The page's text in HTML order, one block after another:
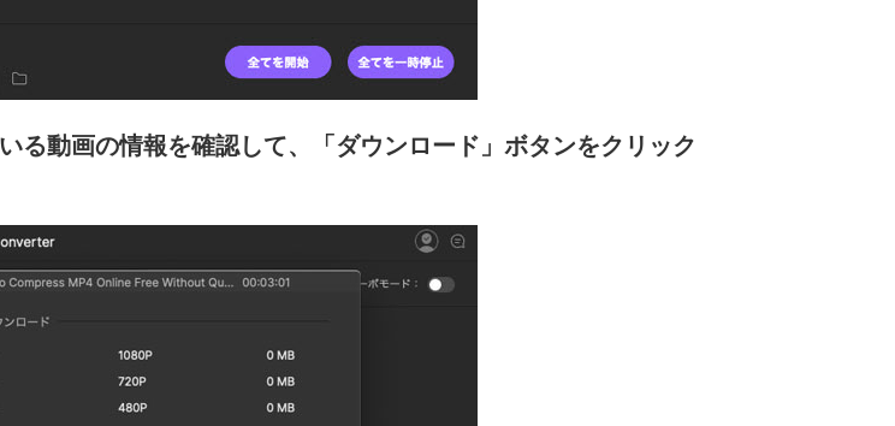
動画の情報を確認して、「ダウンロード」ボタンをクリック